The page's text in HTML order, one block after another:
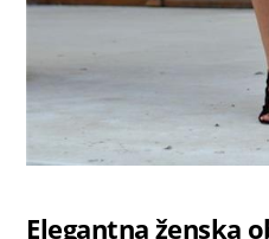
Elegantna ženska